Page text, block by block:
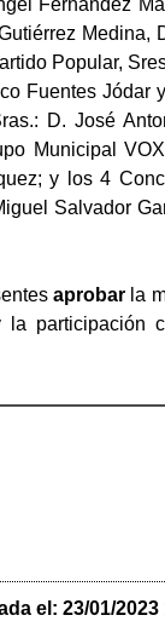
Medina,
Popular,
Fuentes Jódar
D. José
Municipal
y los 4
Salvador
aprobar la
participación
el: 23/01/